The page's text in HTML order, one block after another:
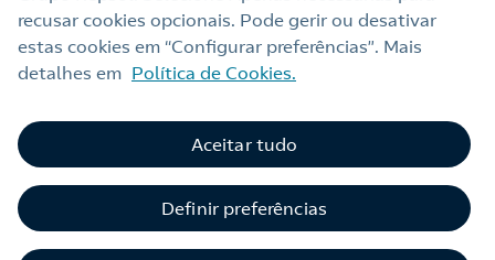
Política de cookies
Termos e Condições My Repsol
Alerta por fraude
Livro de Reclamações Online
Canal de Ética e Conformidade
recusar cookies opcionais. Pode gerir ou desativar
estas cookies em “Configurar preferências”. Mais
detalhes em Política de Cookies.
Definir preferências
Aceitar tudo